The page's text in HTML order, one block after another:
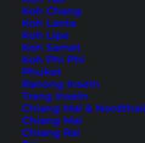
Koh Chang
Koh Lanta
Koh Lipe
Koh Samet
Koh Phi Phi
Phuket
Ranong Inseln
Trang Inseln
Chiang Mai &
Chiang Mai
Chiang Rai
Home Südostasien
Tipps,
die schönsten